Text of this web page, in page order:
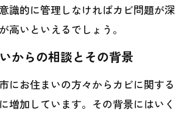
識的に管理しなければカビ問題が深
高いといえるでしょう。
からの相談とその背景
にお住まいの方々からカビに関する
増加しています。その背景にはいく